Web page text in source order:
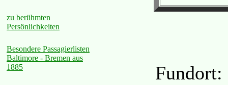
zu berühmten
Persönlichkeiten
Besondere Passagierlisten
Baltimore - Bremen aus
1885
Fundort: